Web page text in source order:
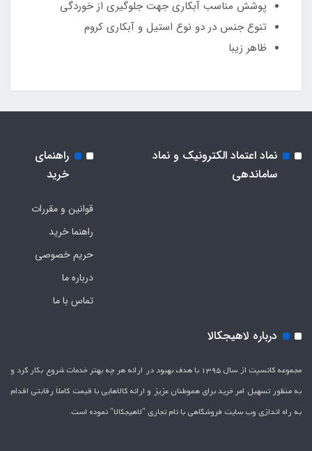
پوشش مناسب آبکاری جهت جلوگیری از خوردگی
تنوع جنس در دو نوع استیل و آبکاری کروم
ظاهر زیبا
نماد اعتماد الکترونیک و نماد
ساماندهی
راهنمای
خرید
قوانین و مقررات
راهنما خرید
حریم خصوصی
درباره ما
تماس با ما
درباره لاهیجکالا
مجموعه کانسپت از سال 1395 با هدف بهبود در ارائه هر چه بهتر خدمات شروع بکار کرد و
به منظور تسهیل امر خرید برای هموطنان عزیز و ارائه کالاهایی با قیمت کاملاَ رقابتی اقدام
به راه اندازی وب سایت فروشگاهی با نام تجاری "لاهیج­کالا" نموده است.